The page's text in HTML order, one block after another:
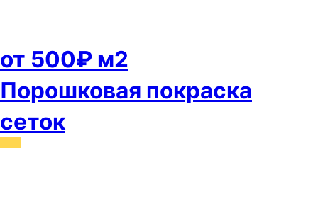
от 500₽ м2
Порошковая покраска
сеток